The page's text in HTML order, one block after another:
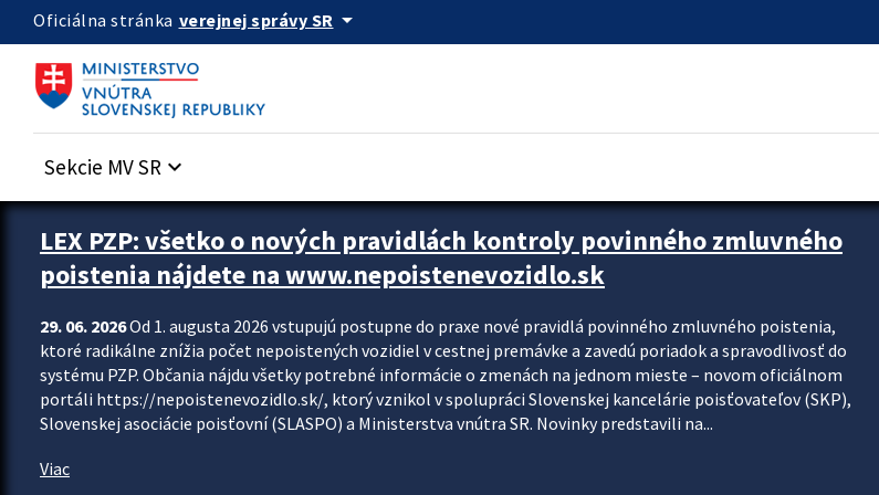
Preskocit na hlavný obsah
Oficiálna stránka verejnej správy SR arrow_drop_down
Sekcie MV SR keyboard_arrow_down
Zastavit automatický posun upútavok
LEX PZP: všetko o nových pravidlách kontroly povinného zmluvného
poistenia nájdete na www.nepoistenevozidlo.sk
29. 06. 2026Od 1. augusta 2026 vstupujú postupne do praxe nové pravidlá povinného zmluvného poistenia,
ktoré radikálne znížia počet nepoistených vozidiel v cestnej premávke a zavedú poriadok a spravodlivosť do
systému PZP. Občania nájdu všetky potrebné informácie o zmenách na jednom mieste – novom oficiálnom
portáli https://nepoistenevozidlo.sk/, ktorý vznikol v spolupráci Slovenskej kancelárie poisťovateľov (SKP),
Slovenskej asociácie poisťovní (SLASPO) a Ministerstva vnútra SR. Novinky predstavili na...
Viac